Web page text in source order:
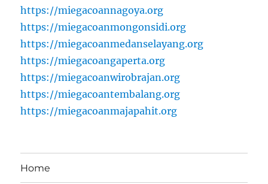
https://miegacoannagoya.org
https://miegacoanmongonsidi.org
https://miegacoanmedanselayang.org
https://miegacoangaperta.org
https://miegacoanwirobrajan.org
https://miegacoantembalang.org
https://miegacoanmajapahit.org
Home